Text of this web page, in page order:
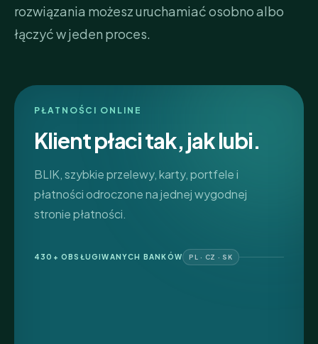
rozwiązania możesz uruchamiać osobno albo
łączyć w jeden proces.
PŁATNOŚCI ONLINE
Klient płaci tak, jak lubi.
BLIK, szybkie przelewy, karty, portfele i
płatności odroczone na jednej wygodnej
stronie płatności.
430+ OBSŁUGIWANYCH BANKÓW PL · CZ · SK